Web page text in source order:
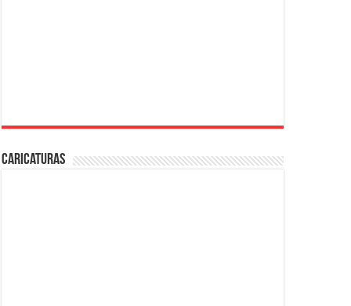
Caricaturas